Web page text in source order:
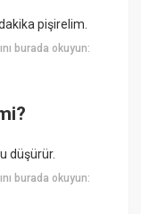
pişirelim.
burada okuyun:
düşürür.
burada okuyun: